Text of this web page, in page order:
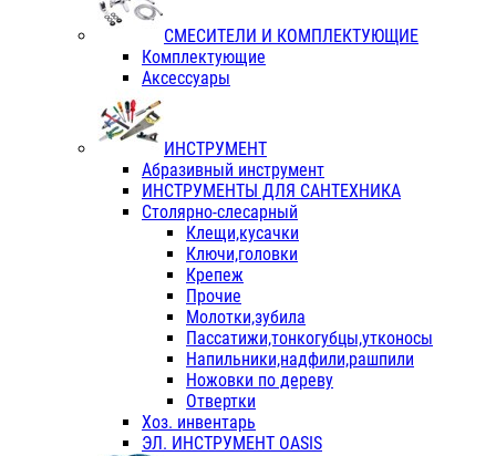
СМЕСИТЕЛИ И КОМПЛЕКТУЮЩИЕ
Комплектующие
Аксессуары
ИНСТРУМЕНТ
Абразивный инструмент
ИНСТРУМЕНТЫ ДЛЯ САНТЕХНИКА
Столярно-слесарный
Клещи,кусачки
Ключи,головки
Крепеж
Прочие
Молотки,зубила
Пассатижи,тонкогубцы,утконосы
Напильники,надфили,рашпили
Ножовки по дереву
Отвертки
Хоз. инвентарь
ЭЛ. ИНСТРУМЕНТ OASIS